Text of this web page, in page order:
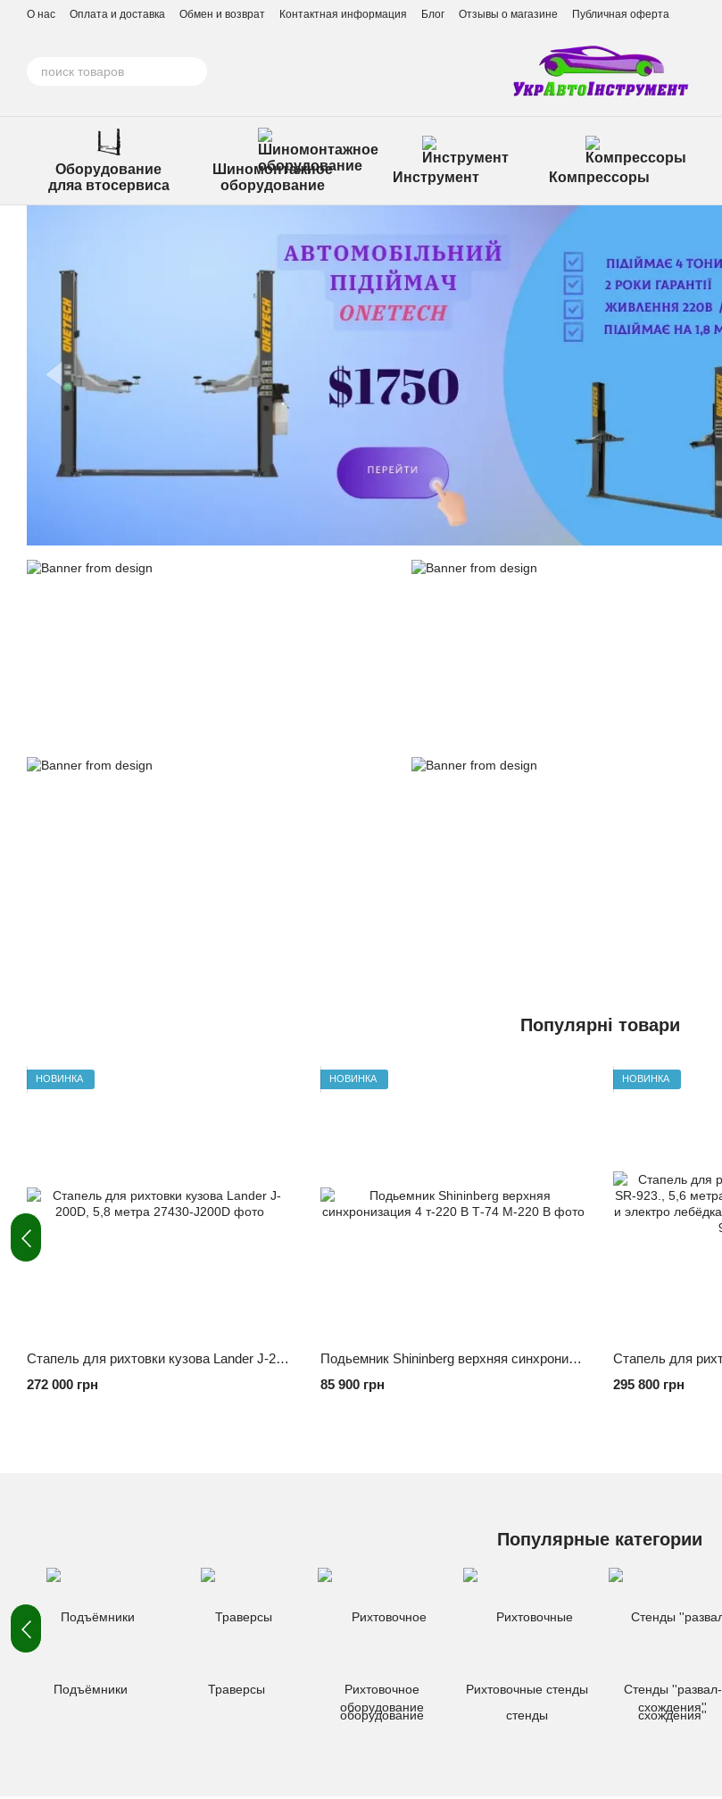
Перейти к основному контенту
О нас Оплата и доставка Обмен и возврат Контактная информация Блог Отзывы о магазине Публичная оферта
Оборудование
дляа втосервиса
Шиномонтажное
оборудование
Инструмент Компрессоры
Популярні товари
НОВИНКА
Стапель для рихтовки кузова Lander J-200D, 5,8 метра
272 000 грн
НОВИНКА
Подьемник Shininberg верхняя синхронизация 4 т-220 В
85 900 грн
НОВИНКА
295 800 грн
Популярные категории
Подъёмники Траверсы
Рихтовочное
оборудование
Рихтовочные стенды
Стенды ''развал-
схождения''